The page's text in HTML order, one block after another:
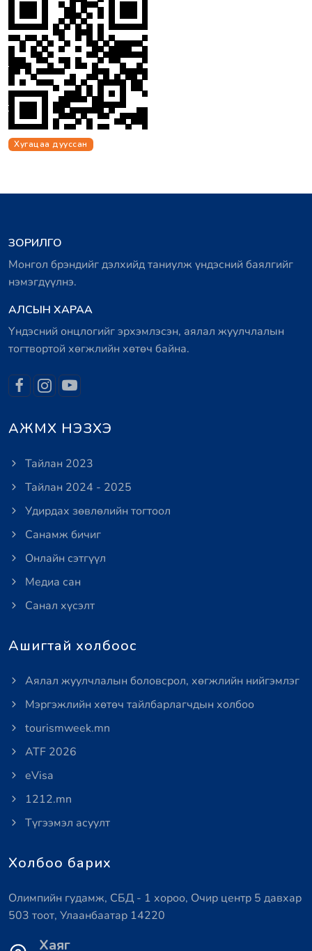
Хугацаа дууссан
ЗОРИЛГО
Монгол брэндийг дэлхийд таниулж үндэсний баялгийг
нэмэгдүүлнэ.
АЛСЫН ХАРАА
Үндэсний онцлогийг эрхэмлэсэн, аялал жуулчлалын
тогтвортой хөгжлийн хөтөч байна.
АЖМХ НЭЗХЭ
Тайлан 2023
Тайлан 2024 - 2025
Удирдах зөвлөлийн тогтоол
Санамж бичиг
Онлайн сэтгүүл
Медиа сан
Санал хүсэлт
Ашигтай холбоос
Аялал жуулчлалын боловсрол, хөгжлийн нийгэмлэг
Мэргэжлийн хөтөч тайлбарлагчдын холбоо
tourismweek.mn
ATF 2026
eVisa
1212.mn
Түгээмэл асуулт
Холбоо барих
Олимпийн гудамж, СБД - 1 хороо, Очир центр 5 давхар
503 тоот, Улаанбаатар 14220
Хаяг